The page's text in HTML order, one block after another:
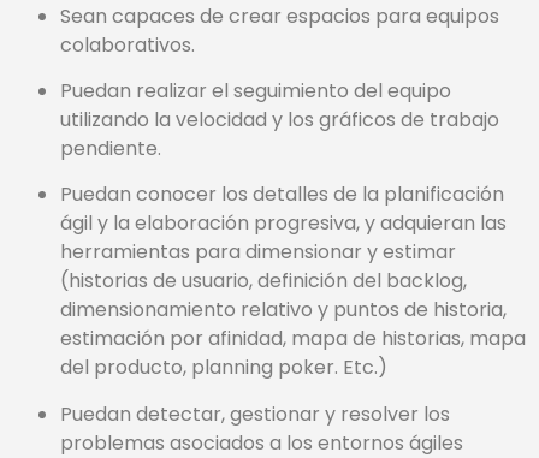
Sean capaces de crear espacios para equipos
colaborativos.
Puedan realizar el seguimiento del equipo
utilizando la velocidad y los gráficos de trabajo
pendiente.
Puedan conocer los detalles de la planificación
ágil y la elaboración progresiva, y adquieran las
herramientas para dimensionar y estimar
(historias de usuario, definición del backlog,
dimensionamiento relativo y puntos de historia,
estimación por afinidad, mapa de historias, mapa
del producto, planning poker. Etc.)
Puedan detectar, gestionar y resolver los
problemas asociados a los entornos ágiles